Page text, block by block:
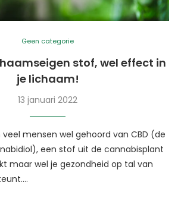
Geen categorie
stof, wel effect in
je lichaam!
13 januari 2022
mensen wel gehoord van CBD (de
een stof uit de cannabisplant
maar wel je gezondheid op tal van